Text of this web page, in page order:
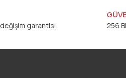
garantisi 256